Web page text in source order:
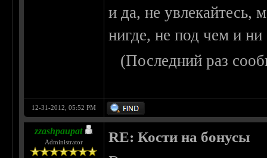
и да, не увлекайтесь,
нигде, не под чем и ни
(Последний раз
12-31-2012, 05:52 PM
zzashpaupat
Administrator RE: Кости на бонусы